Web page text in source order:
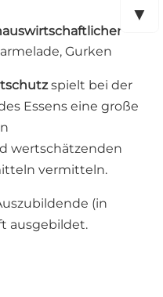
Gurken
spielt bei der
Essens eine große
wertschätzenden
vermitteln.
(in
ausgebildet.
▼